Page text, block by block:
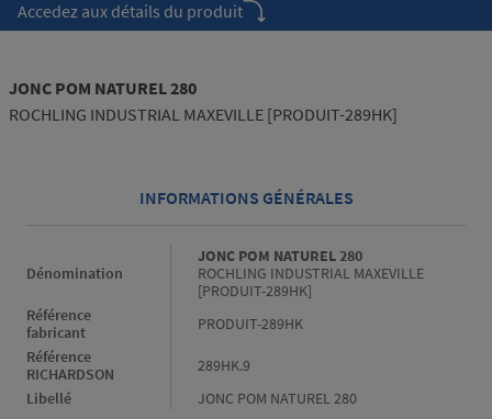
Accedez aux détails du produit
JONC POM NATUREL 280
ROCHLING INDUSTRIAL MAXEVILLE [PRODUIT-289HK]
INFORMATIONS GÉNÉRALES
Dénomination
JONC POM NATUREL 280
ROCHLING INDUSTRIAL MAXEVILLE
[PRODUIT-289HK]
Référence
fabricant
PRODUIT-289HK
Référence
RICHARDSON
289HK.9
Libellé
JONC POM NATUREL 280